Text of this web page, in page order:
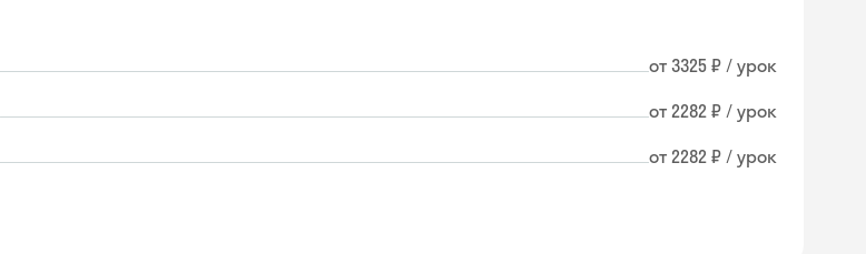
от 3325 ₽ / урок
от 2282 ₽ / урок
от 2282 ₽ / урок